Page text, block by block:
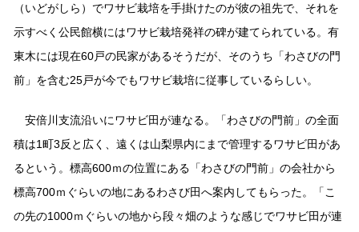
（いどがしら）でワサビ栽培を手掛けたのが彼の祖先で、それを
示すべく公民館横にはワサビ栽培発祥の碑が建てられている。有
東木には現在60戸の民家があるそうだが、そのうち「わさびの門
前」を含む25戸が今でもワサビ栽培に従事しているらしい。
安倍川支流沿いにワサビ田が連なる。「わさびの門前」の全面
積は1町3反と広く、遠くは山梨県内にまで管理するワサビ田があ
るという。標高600ｍの位置にある「わさびの門前」の会社から
標高700ｍぐらいの地にあるわさび田へ案内してもらった。「こ
の先の1000ｍぐらいの地から段々畑のような感じでワサビ田が連